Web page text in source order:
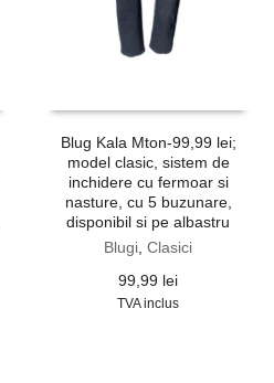
Blug Kala Mton-99,99 lei;
model clasic, sistem de
inchidere cu fermoar si
nasture, cu 5 buzunare,
disponibil si pe albastru
Blugi ,Clasici
99,99 lei
TVA inclus